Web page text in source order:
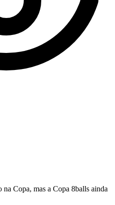
na Copa, mas a Copa 8balls ainda